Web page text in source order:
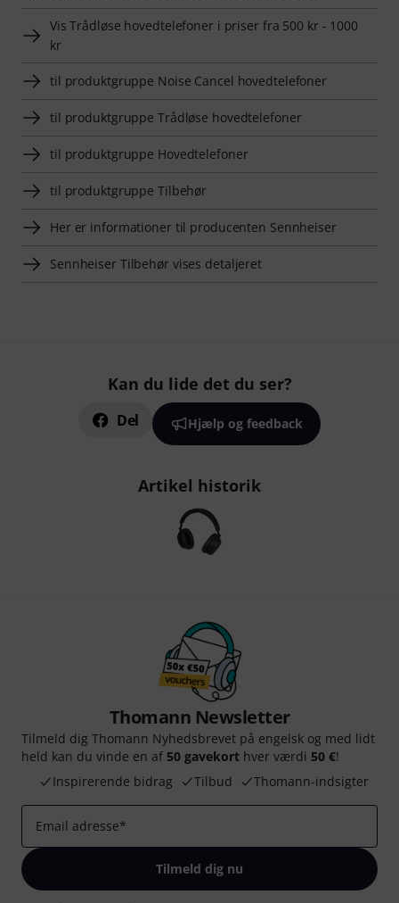
Vis Trådløse hovedtelefoner i priser fra 500 kr - 1000
kr
til produktgruppe Noise Cancel hovedtelefoner
til produktgruppe Trådløse hovedtelefoner
til produktgruppe Hovedtelefoner
til produktgruppe Tilbehør
Her er informationer til producenten Sennheiser
Sennheiser Tilbehør vises detaljeret
Kan du lide det du ser?
Del Hjælp og feedback
Artikel historik
Thomann Newsletter
Tilmeld dig Thomann Nyhedsbrevet på engelsk og med lidt
held kan du vinde en af 50 gavekort hver værdi 50 €!
Inspirerende bidrag
Tilbud Thomann-indsigter
Email adresse*
Tilmeld dig nu